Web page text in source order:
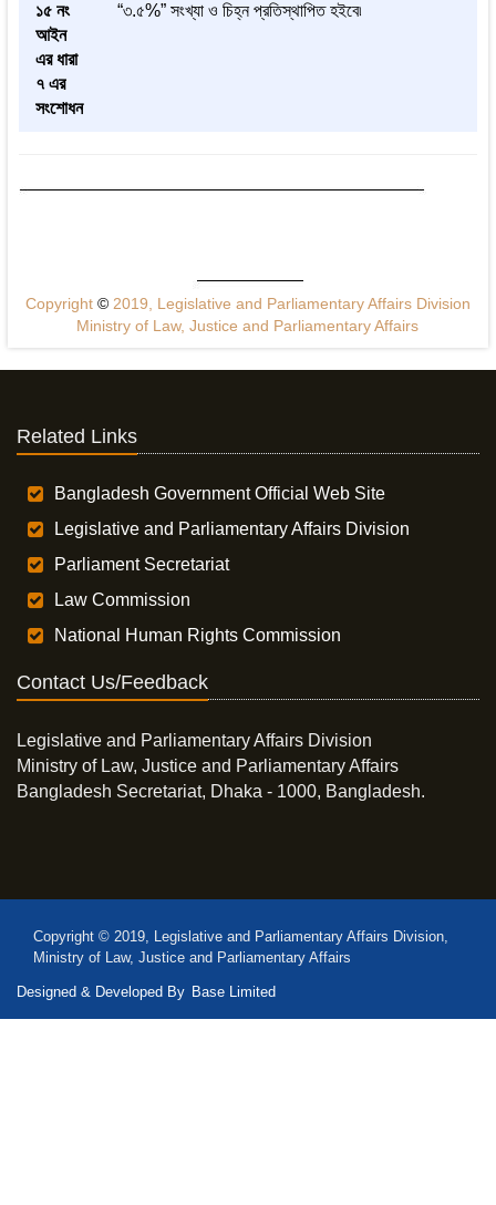
১৫ নং
আইন
এর ধারা
৭ এর
সংশোধন
“৩.৫%” সংখ্যা ও চিহ্ন প্রতিস্থাপিত হইবে৷
Copyright ©2019, Legislative and Parliamentary Affairs Division
Ministry of Law, Justice and Parliamentary Affairs
Related Links
Bangladesh Government Official Web Site
Legislative and Parliamentary Affairs Division
Parliament Secretariat
Law Commission
National Human Rights Commission
Contact Us/Feedback
Legislative and Parliamentary Affairs Division
Ministry of Law, Justice and Parliamentary Affairs
Bangladesh Secretariat, Dhaka - 1000, Bangladesh.
Copyright © 2019, Legislative and Parliamentary Affairs Division,
Ministry of Law, Justice and Parliamentary Affairs
Designed & Developed By Base Limited